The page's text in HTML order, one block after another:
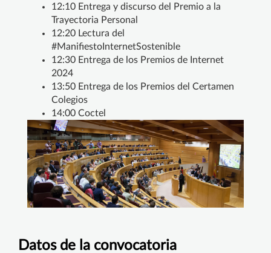
12:10 Entrega y discurso del Premio a la
Trayectoria Personal
12:20 Lectura del
#ManifiestoInternetSostenible
12:30 Entrega de los Premios de Internet
2024
13:50 Entrega de los Premios del Certamen
Colegios
14:00 Coctel
Datos de la convocatoria